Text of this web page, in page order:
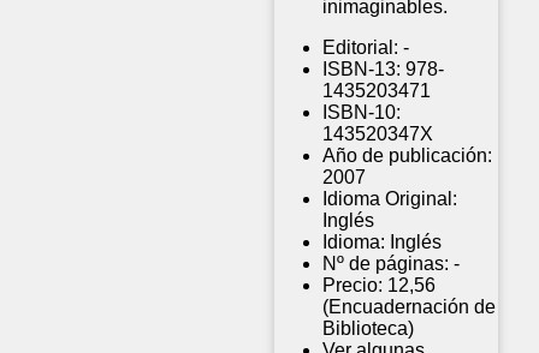
inimaginables.
Editorial: -
ISBN-13: 978-
1435203471
ISBN-10:
143520347X
Año de publicación:
2007
Idioma Original:
Inglés
Idioma: Inglés
Nº de páginas: -
Precio: 12,56
(Encuadernación de
Biblioteca)